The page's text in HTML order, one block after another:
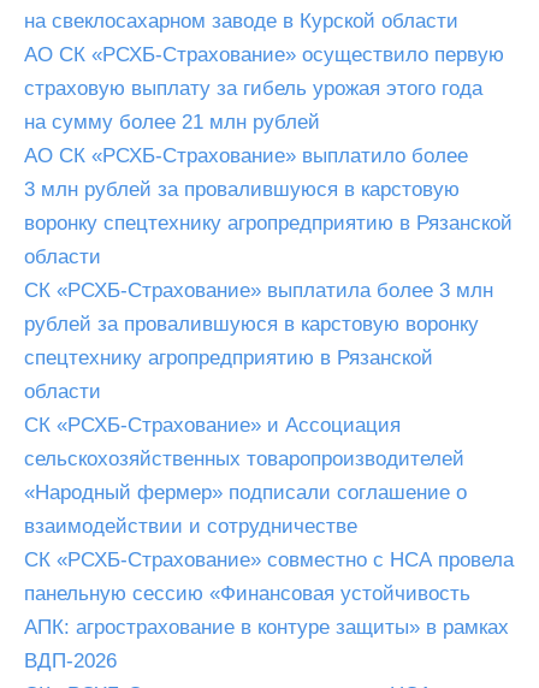
на свеклосахарном заводе в Курской области
АО СК «РСХБ-Страхование» осуществило первую
страховую выплату за гибель урожая этого года
на сумму более 21 млн рублей
АО СК «РСХБ-Страхование» выплатило более
3 млн рублей за провалившуюся в карстовую
воронку спецтехнику агропредприятию в Рязанской
области
СК «РСХБ-Страхование» выплатила более 3 млн
рублей за провалившуюся в карстовую воронку
спецтехнику агропредприятию в Рязанской
области
СК «РСХБ-Страхование» и Ассоциация
сельскохозяйственных товаропроизводителей
«Народный фермер» подписали cоглашение о
взаимодействии и сотрудничестве
СК «РСХБ-Страхование» совместно с НСА провела
панельную сессию «Финансовая устойчивость
АПК: агрострахование в контуре защиты» в рамках
ВДП-2026